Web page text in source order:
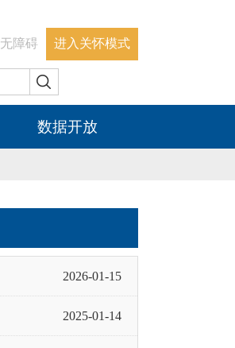
无障碍 进入关怀模式
数据开放
2026-01-15
2025-01-14